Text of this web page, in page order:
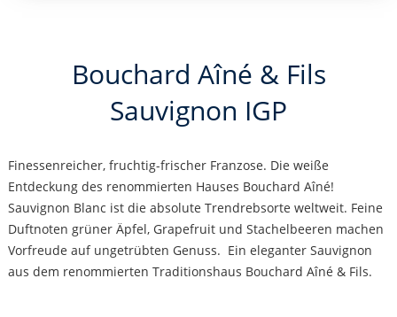
Bouchard Aîné & Fils
Sauvignon IGP
Finessenreicher, fruchtig-frischer Franzose. Die weiße
Entdeckung des renommierten Hauses Bouchard Aîné!
Sauvignon Blanc ist die absolute Trendrebsorte weltweit. Feine
Duftnoten grüner Äpfel, Grapefruit und Stachelbeeren machen
Vorfreude auf ungetrübten Genuss. Ein eleganter Sauvignon
aus dem renommierten Traditionshaus Bouchard Aîné & Fils.